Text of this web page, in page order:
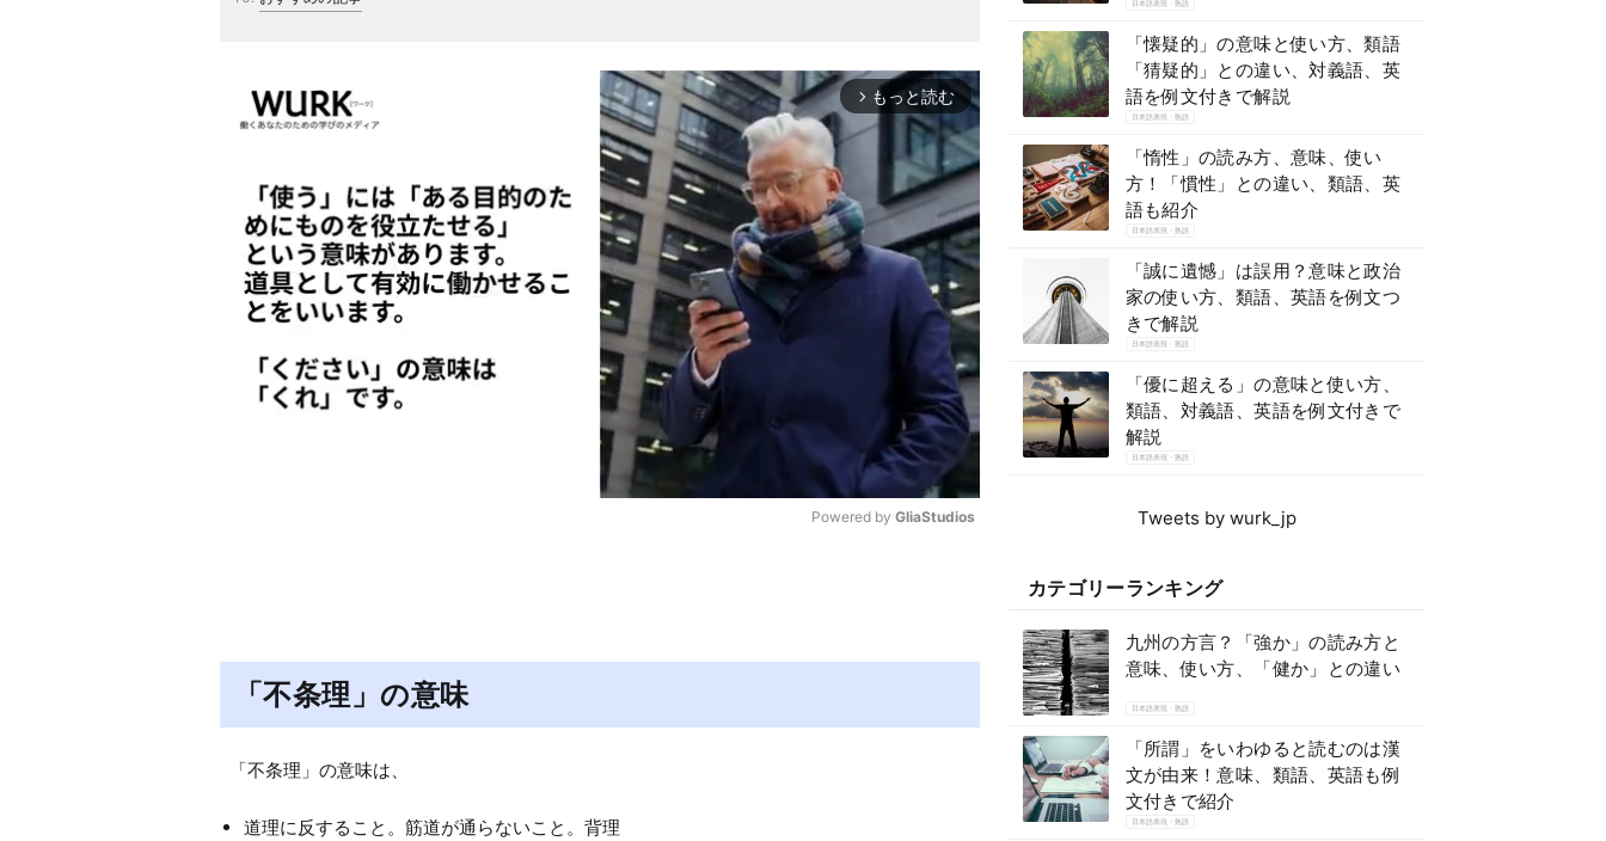
arrow_forward_ios もっと読む
Powered by GliaStudios
「不条理」の意味
道理に反すること。筋道が通らないこと。背理
日本語表現・熟語
「懐疑的」の意味と使い方、類語
「猜疑的」との違い、対義語、英
語を例文付きで解説
日本語表現・熟語
「惰性」の読み方、意味、使い
方！「慣性」との違い、類語、英
語も紹介
日本語表現・熟語
「誠に遺憾」は誤用？意味と政治
家の使い方、類語、英語を例文つ
きで解説
日本語表現・熟語
「優に超える」の意味と使い方、
類語、対義語、英語を例文付きで
解説
日本語表現・熟語
Tweets by wurk_jp
カテゴリーランキング
九州の方言？「強か」の読み方と
意味、使い方、「健か」との違い
日本語表現・熟語
「所謂」をいわゆると読むのは漢
文が由来！意味、類語、英語も例
文付きで紹介
日本語表現・熟語